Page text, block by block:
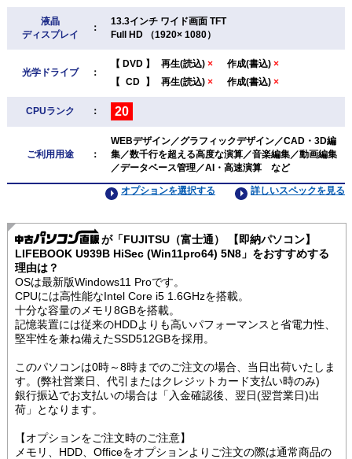
液晶
ディスプレイ
：
13.3インチ ワイド画面 TFT
Full HD （1920× 1080）
光学ドライブ ：
【 DVD 】 再生(読込) × 作成(書込) ×
【 CD 】 再生(読込) × 作成(書込) ×
CPUランク ： 20
ご利用用途 ：
WEBデザイン／グラフィックデザイン／CAD・3D編
集／数千行を超える高度な演算／音楽編集／動画編集
／データベース管理／AI・高速演算 など
詳しいスペックを見る
オプションを選択する
が「FUJITSU（富士通） 【即納パソコン】
LIFEBOOK U939B HiSec (Win11pro64) 5N8」をおすすめする
理由は？
OSは最新版Windows11 Proです。
CPUには高性能なIntel Core i5 1.6GHzを搭載。
十分な容量のメモリ8GBを搭載。
記憶装置には従来のHDDよりも高いパフォーマンスと省電力性、
堅牢性を兼ね備えたSSD512GBを採用。
このパソコンは0時～8時までのご注文の場合、当日出荷いたしま
す。(弊社営業日、代引またはクレジットカード支払い時のみ)
銀行振込でお支払いの場合は「入金確認後、翌日(翌営業日)出
荷」となります。
【オプションをご注文時のご注意】
メモリ、HDD、Officeをオプションよりご注文の際は通常商品の